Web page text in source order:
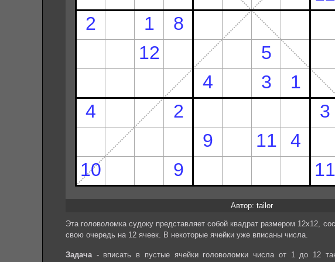
Автор: tailor
Эта головоломка судоку представляет собой квадрат размером 12х12,
свою очередь на 12 ячеек. В некоторые ячейки уже вписаны числа.
Задача- вписать в пустые ячейки головоломки числа от 1 до 12